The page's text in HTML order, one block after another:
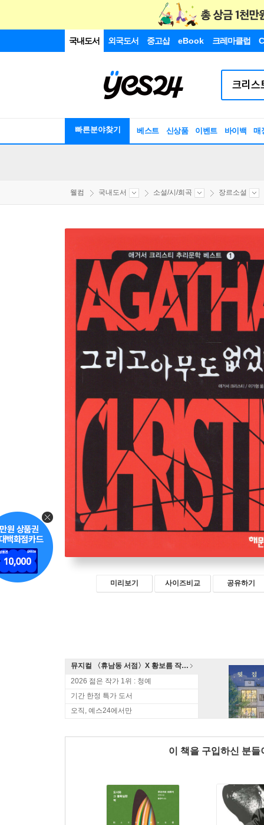
국내도서 외국도서 중고샵 eBook 크레마클럽
빠른분야찾기 베스트 신상품 이벤트 바이백 매
웰컴 국내도서 소설/시/희곡 장르소설
미리보기 사이즈비교 공유하기
뮤지컬 〈휴남동 서점〉X 황보름 작가 북토크
2026 젊은 작가 1위 : 청예
기간 한정 특가 도서
오직, 예스24에서만
이 책을 구입하신 분